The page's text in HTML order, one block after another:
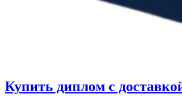
Купить диплом с